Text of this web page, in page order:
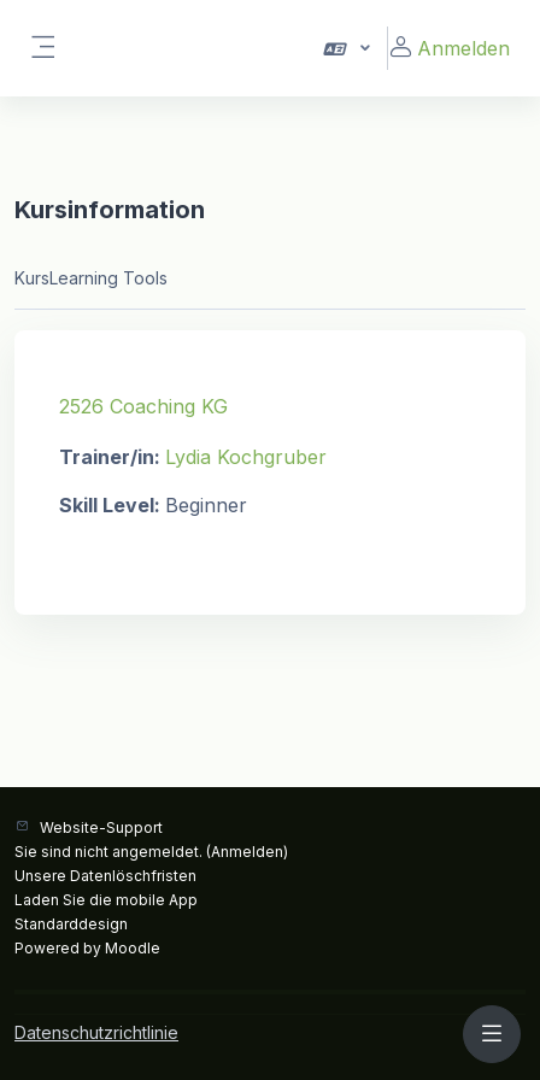
Anmelden
Kursinformation
KursLearning Tools
2526 Coaching KG
Trainer/in: Lydia Kochgruber
Skill Level: Beginner
Website-Support
Sie sind nicht angemeldet. (Anmelden)
Unsere Datenlöschfristen
Laden Sie die mobile App
Standarddesign
Powered by Moodle
Datenschutzrichtlinie